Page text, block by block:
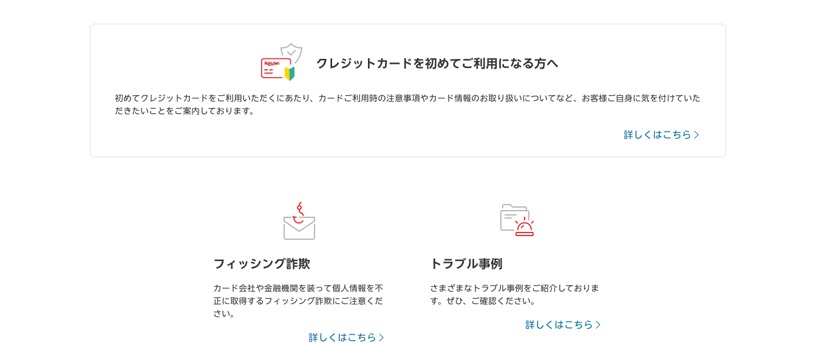
クレジットカードを初めてご利用になる方へ
初めてクレジットカードをご利用いただくにあたり、カードご利用時の注意事項やカード情報のお取り扱いについてなど、お客様ご自身に気を付けていた
だきたいことをご案内しております。
詳しくはこちら
フィッシング詐欺
カード会社や金融機関を装って個人情報を不
正に取得するフィッシング詐欺にご注意くだ
さい。
詳しくはこちら
トラブル事例
さまざまなトラブル事例をご紹介しておりま
す。ぜひ、ご確認ください。
詳しくはこちら